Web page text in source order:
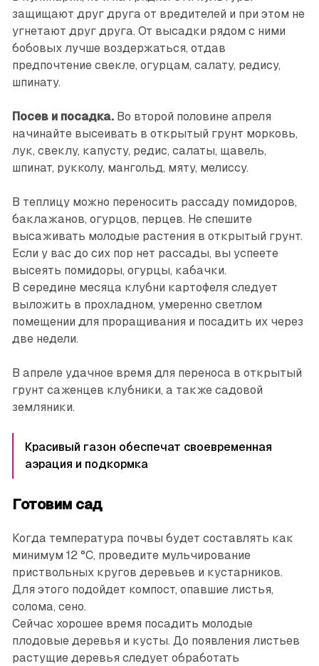
защищают друг друга от вредителей и при этом не
угнетают друг друга. От высадки рядом с ними
бобовых лучше воздержаться, отдав
предпочтение свекле, огурцам, салату, редису,
шпинату.
Посев и посадка. Во второй половине апреля
начинайте высеивать в открытый грунт морковь,
лук, свеклу, капусту, редис, салаты, щавель,
шпинат, рукколу, мангольд, мяту, мелиссу.
В теплицу можно переносить рассаду помидоров,
баклажанов, огурцов, перцев. Не спешите
высаживать молодые растения в открытый грунт.
Если у вас до сих пор нет рассады, вы успеете
высеять помидоры, огурцы, кабачки.
В середине месяца клубни картофеля следует
выложить в прохладном, умеренно светлом
помещении для проращивания и посадить их через
две недели.
В апреле удачное время для переноса в открытый
грунт саженцев клубники, а также садовой
земляники.
Красивый газон обеспечат своевременная
аэрация и подкормка
Готовим сад
Когда температура почвы будет составлять как
минимум 12 °С, проведите мульчирование
приствольных кругов деревьев и кустарников.
Для этого подойдет компост, опавшие листья,
солома, сено.
Сейчас хорошее время посадить молодые
плодовые деревья и кусты. До появления листьев
растущие деревья следует обработать